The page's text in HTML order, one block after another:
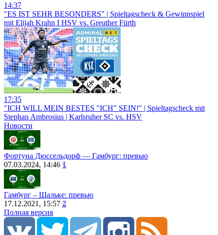
14:37
"ES IST SEHR BESONDERS" | Spieltagscheck & Gewinnspiel
mit Elijah Krahn I HSV vs. Greuther Fürth
17:35
"ICH WILL MEIN BESTES "ICH" SEIN!" | Spieltagscheck mit
Stephan Ambrosius | Karlsruher SC vs. HSV
Новости
Фортуна Дюссельдорф ― Гамбург: превью
07.03.2024, 14:46 1
Гамбург – Шальке: превью
17.12.2021, 15:57 2
Полная версия